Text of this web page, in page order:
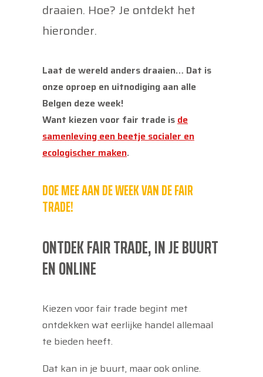
draaien. Hoe? Je ontdekt het
hieronder.
Laat de wereld anders draaien… Dat is
onze oproep en uitnodiging aan alle
Belgen deze week!
Want kiezen voor fair trade isde
samenleving een beetje socialer en
ecologischer maken.
DOE MEE AAN DE WEEK VAN DE FAIR
TRADE!
ONTDEK FAIR TRADE, IN JE BUURT
EN ONLINE
Kiezen voor fair trade begint met
ontdekken wat eerlijke handel allemaal
te bieden heeft.
Dat kan in je buurt, maar ook online.